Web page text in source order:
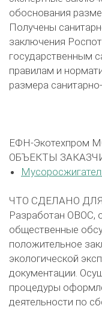
обоснования
Получены
заключения
государственным
правилам и
размера
ЕФН-Экотехпром
ОБЪЕКТЫ
ЧТО СДЕЛАНО
Разработан ОВОС,
общественные
положительное
экологической
документации.
процедуры
деятельности по